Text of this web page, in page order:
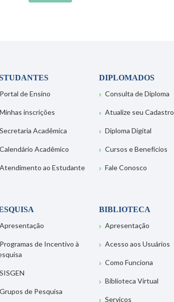
Portal de Ensino
Minhas inscrições
Secretaria Acadêmica
Calendário Acadêmico
Atendimento ao Estudante
DIPLOMADOS
Consulta de Diploma
Atualize seu Cadastro
Diploma Digital
Cursos e Benefícios
Fale Conosco
Apresentação
Programas de Incentivo à
SISGEN
Grupos de Pesquisa
BIBLIOTECA
Apresentação
Acesso aos Usuários
Como Funciona
Biblioteca Virtual
Serviços